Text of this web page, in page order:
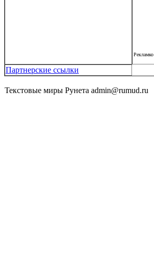
Рекламко
Партнерские ссылки
Текстовые миры Рунета admin@rumud.ru